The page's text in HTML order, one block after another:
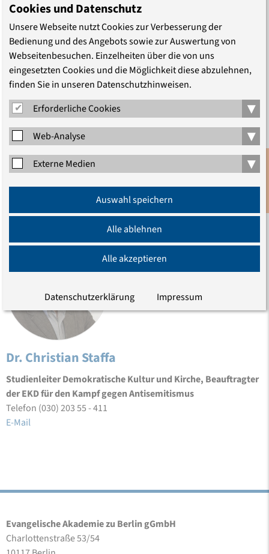
PROGRAMM
TEILEN
LEITUNG
Dr. Christian Staffa
Studienleiter Demokratische Kultur und Kirche, Beauftragter
der EKD für den Kampf gegen Antisemitismus
Telefon (030) 203 55 - 411
E-Mail
Anmeldung
Evangelische Akademie zu Berlin gGmbH
Charlottenstraße 53/54
Cookies und Datenschutz
Unsere Webseite nutzt Cookies zur Verbesserung der
Bedienung und des Angebots sowie zur Auswertung von
Webseitenbesuchen. Einzelheiten über die von uns
eingesetzten Cookies und die Möglichkeit diese abzulehnen,
finden Sie in unseren Datenschutzhinweisen.
Erforderliche Cookies
▾
Web-Analyse ▾
Externe Medien ▾
Auswahl speichern
Alle ablehnen
Alle akzeptieren
Datenschutzerklärung Impressum